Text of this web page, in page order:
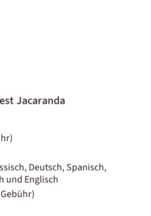
Jacaranda
Deutsch, Spanisch,
und Englisch